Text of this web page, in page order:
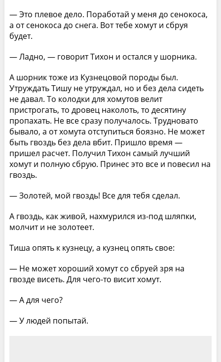
— Это плевое дело. Поработай у меня до сенокоса,
а от сенокоса до снега. Вот тебе хомут и сбруя
будет.
— Ладно, — говорит Тихон и остался у шорника.
А шорник тоже из Кузнецовой породы был.
Утруждать Тишу не утруждал, но и без дела сидеть
не давал. То колодки для хомутов велит
пристрогать, то дровец наколоть, то десятину
пропахать. Не все сразу получалось. Трудновато
бывало, а от хомута отступиться боязно. Не может
быть гвоздь без дела вбит. Пришло время —
пришел расчет. Получил Тихон самый лучший
хомут и полную сбрую. Принес это все и повесил на
гвоздь.
— Золотей, мой гвоздь! Все для тебя сделал.
А гвоздь, как живой, нахмурился из-под шляпки,
молчит и не золотеет.
Тиша опять к кузнецу, а кузнец опять свое:
— Не может хороший хомут со сбруей зря на
гвозде висеть. Для чего-то висит хомут.
— А для чего?
— У людей попытай.